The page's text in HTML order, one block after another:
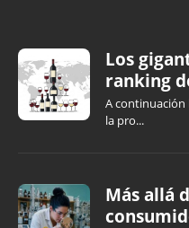
Los
ranking
A continuación
la pro...
Más allá